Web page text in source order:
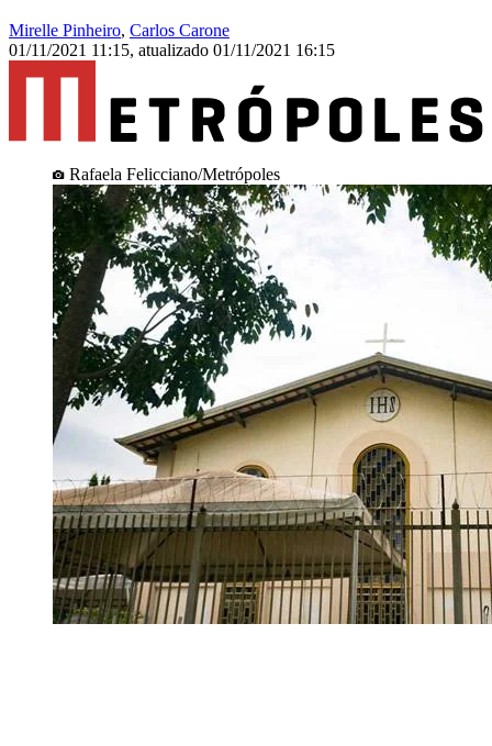
Mirelle Pinheiro, Carlos Carone
01/11/2021 11:15, atualizado 01/11/2021 16:15
Rafaela Felicciano/Metrópoles